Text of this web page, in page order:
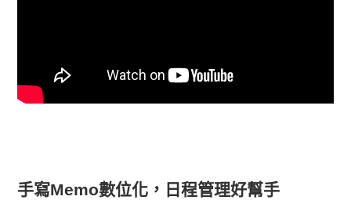
手寫Memo數位化，日程管理好幫手